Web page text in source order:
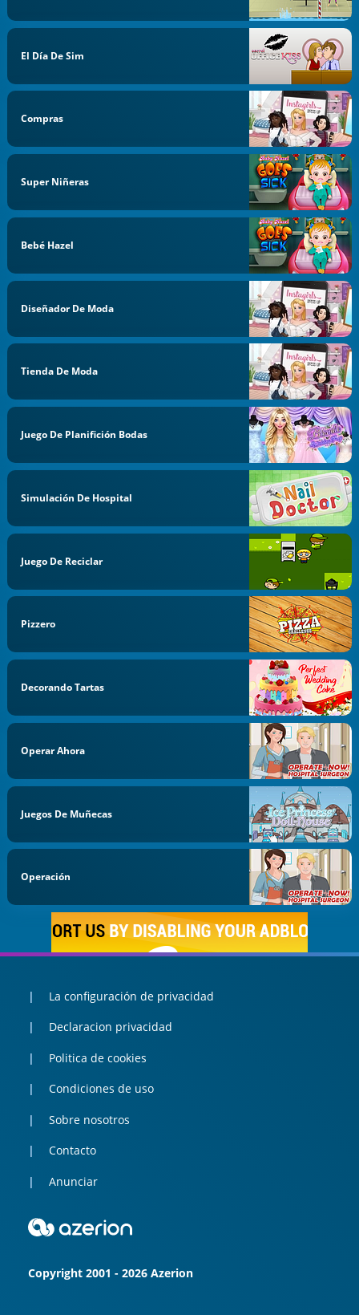
El Día De Sim
Compras
Super Niñeras
Bebé Hazel
Diseñador De Moda
Tienda De Moda
Juego De Planifición Bodas
Simulación De Hospital
Juego De Reciclar
Pizzero
Decorando Tartas
Operar Ahora
Juegos De Muñecas
Operación
La configuración de privacidad
Declaracion privacidad
Politica de cookies
Condiciones de uso
Sobre nosotros
Contacto
Anunciar
Copyright 2001 - 2026 Azerion